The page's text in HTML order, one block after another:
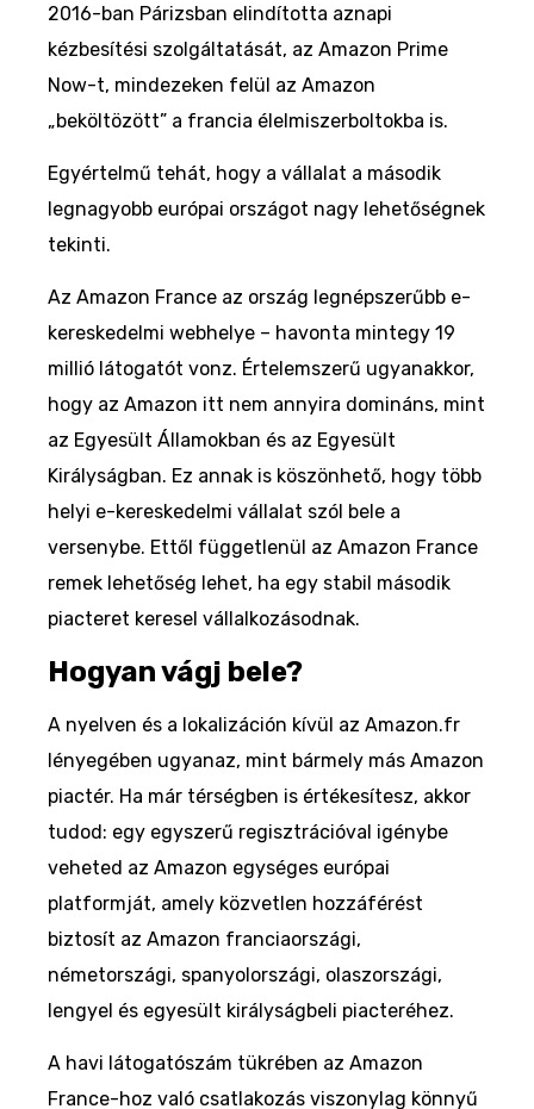
2016-ban Párizsban elindította aznapi
kézbesítési szolgáltatását, az Amazon Prime
Now-t, mindezeken felül az Amazon
„beköltözött” a francia élelmiszerboltokba is.
Egyértelmű tehát, hogy a vállalat a második
legnagyobb európai országot nagy lehetőségnek
tekinti.
Az Amazon France az ország legnépszerűbb e-
kereskedelmi webhelye – havonta mintegy 19
millió látogatót vonz. Értelemszerű ugyanakkor,
hogy az Amazon itt nem annyira domináns, mint
az Egyesült Államokban és az Egyesült
Királyságban. Ez annak is köszönhető, hogy több
helyi e-kereskedelmi vállalat szól bele a
versenybe. Ettől függetlenül az Amazon France
remek lehetőség lehet, ha egy stabil második
piacteret keresel vállalkozásodnak.
Hogyan vágj bele?
A nyelven és a lokalizáción kívül az Amazon.fr
lényegében ugyanaz, mint bármely más Amazon
piactér. Ha már térségben is értékesítesz, akkor
tudod: egy egyszerű regisztrációval igénybe
veheted az Amazon egységes európai
platformját, amely közvetlen hozzáférést
biztosít az Amazon franciaországi,
németországi, spanyolországi, olaszországi,
lengyel és egyesült királyságbeli piacteréhez.
A havi látogatószám tükrében az Amazon
France-hoz való csatlakozás viszonylag könnyű